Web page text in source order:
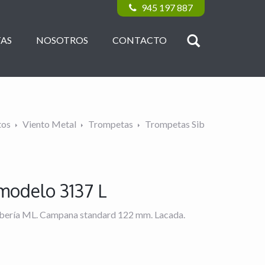
945 197 887
NOSOTROS CONTACTO
Viento Metal Trompetas Trompetas Sib
3137 L
ML. Campana standard 122 mm. Lacada.